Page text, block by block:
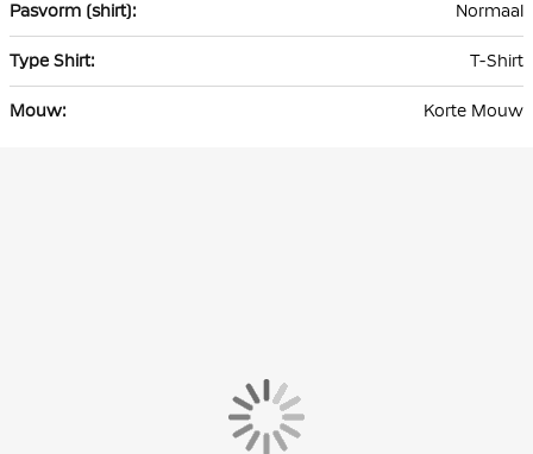
Normaal
T-Shirt
Korte Mouw